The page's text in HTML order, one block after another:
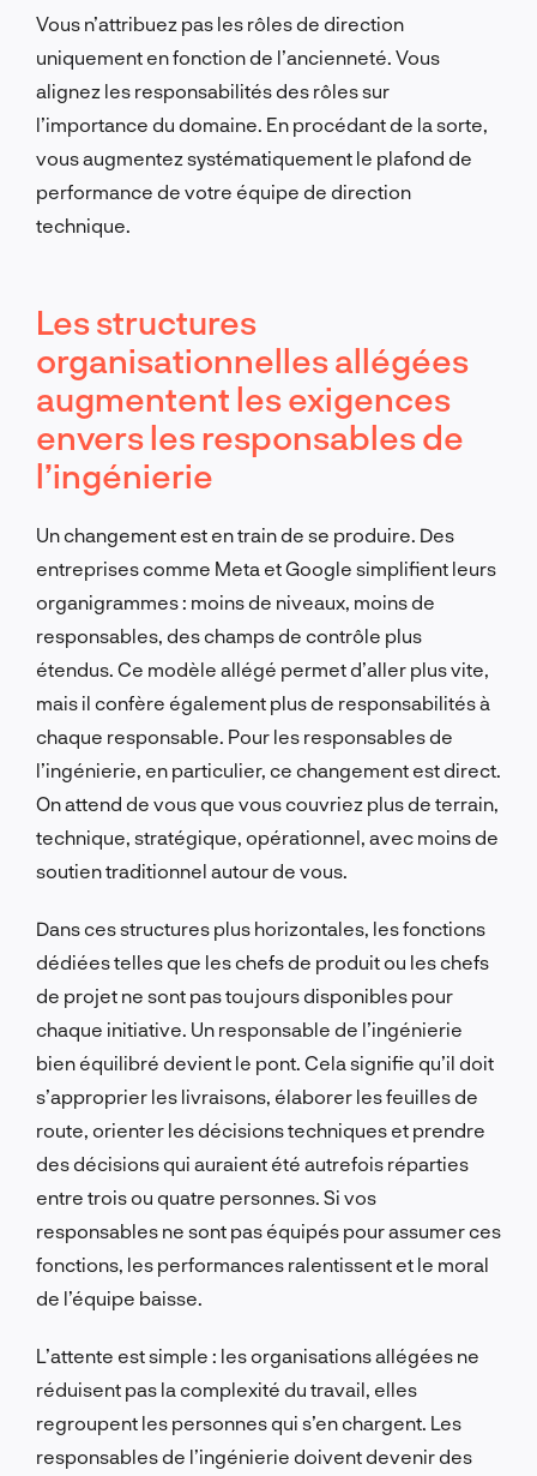
Vous n’attribuez pas les rôles de direction
uniquement en fonction de l’ancienneté. Vous
alignez les responsabilités des rôles sur
l’importance du domaine. En procédant de la sorte,
vous augmentez systématiquement le plafond de
performance de votre équipe de direction
technique.
Les structures
organisationnelles allégées
augmentent les exigences
envers les responsables de
l’ingénierie
Un changement est en train de se produire. Des
entreprises comme Meta et Google simplifient leurs
organigrammes : moins de niveaux, moins de
responsables, des champs de contrôle plus
étendus. Ce modèle allégé permet d’aller plus vite,
mais il confère également plus de responsabilités à
chaque responsable. Pour les responsables de
l’ingénierie, en particulier, ce changement est direct.
On attend de vous que vous couvriez plus de terrain,
technique, stratégique, opérationnel, avec moins de
soutien traditionnel autour de vous.
Dans ces structures plus horizontales, les fonctions
dédiées telles que les chefs de produit ou les chefs
de projet ne sont pas toujours disponibles pour
chaque initiative. Un responsable de l’ingénierie
bien équilibré devient le pont. Cela signifie qu’il doit
s’approprier les livraisons, élaborer les feuilles de
route, orienter les décisions techniques et prendre
des décisions qui auraient été autrefois réparties
entre trois ou quatre personnes. Si vos
responsables ne sont pas équipés pour assumer ces
fonctions, les performances ralentissent et le moral
de l’équipe baisse.
L’attente est simple : les organisations allégées ne
réduisent pas la complexité du travail, elles
regroupent les personnes qui s’en chargent. Les
responsables de l’ingénierie doivent devenir des